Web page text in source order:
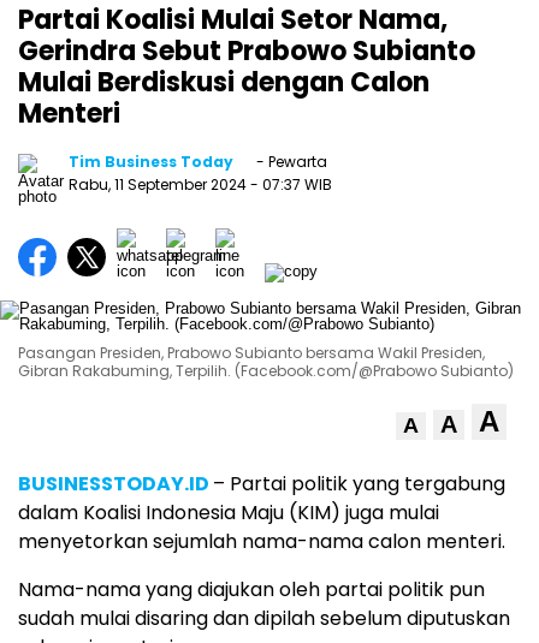
Partai Koalisi Mulai Setor Nama,
Gerindra Sebut Prabowo Subianto
Mulai Berdiskusi dengan Calon
Menteri
Tim Business Today
- Pewarta
Rabu, 11 September 2024- 07:37 WIB
Pasangan Presiden, Prabowo Subianto bersama Wakil Presiden,
Gibran Rakabuming, Terpilih. (Facebook.com/@Prabowo Subianto)
A A A
BUSINESSTODAY.ID – Partai politik yang tergabung
dalam Koalisi Indonesia Maju (KIM) juga mulai
menyetorkan sejumlah nama-nama calon menteri.
Nama-nama yang diajukan oleh partai politik pun
sudah mulai disaring dan dipilah sebelum diputuskan